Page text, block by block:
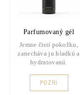
Parfumovaný gél
Jemne čistí pokožku,
zanecháva ju hladkú a
hydratovanú.
POZRI